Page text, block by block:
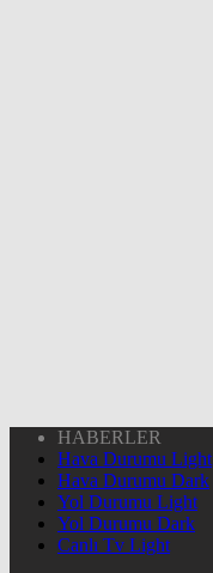
HABERLER
Hava Durumu Light
Hava Durumu Dark
Yol Durumu Light
Yol Durumu Dark
Canlı Tv Light